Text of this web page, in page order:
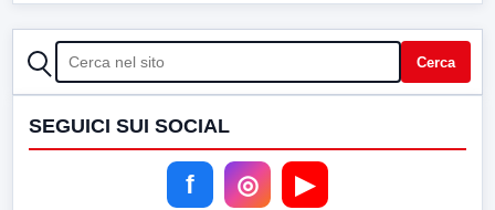
CERCA Cerca
SEGUICI SUI SOCIAL
f ◎ ▶